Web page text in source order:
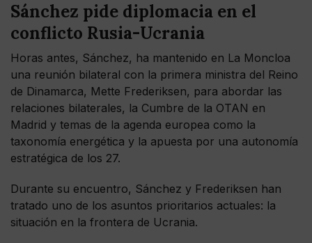
Sánchez pide diplomacia en el
conflicto Rusia-Ucrania
Horas antes, Sánchez, ha mantenido en La Moncloa
una reunión bilateral con la primera ministra del Reino
de Dinamarca, Mette Frederiksen, para abordar las
relaciones bilaterales, la Cumbre de la OTAN en
Madrid y temas de la agenda europea como la
taxonomía energética y la apuesta por una autonomía
estratégica de los 27.
Durante su encuentro, Sánchez y Frederiksen han
tratado uno de los asuntos prioritarios actuales: la
situación en la frontera de Ucrania.